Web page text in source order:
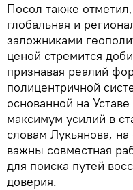
Посол также
глобальная и
заложниками
ценой стремится
признавая реалий
полицентричной
основанной на
максимум усилий в
словам Лукьянова,
важны совместная
для поиска путей
доверия.